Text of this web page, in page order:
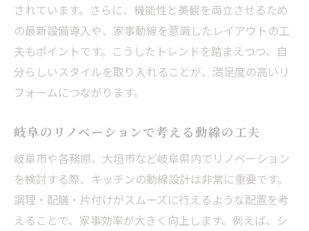
されています。さらに、機能性と美観を両立させるため
の最新設備導入や、家事動線を意識したレイアウトの工
夫もポイントです。こうしたトレンドを踏まえつつ、自
分らしいスタイルを取り入れることが、満足度の高いリ
フォームにつながります。
岐阜のリノベーションで考える動線の工夫
岐阜市や各務原、大垣市など岐阜県内でリノベーション
を検討する際、キッチンの動線設計は非常に重要です。
調理・配膳・片付けがスムーズに行えるような配置を考
えることで、家事効率が大きく向上します。例えば、シ